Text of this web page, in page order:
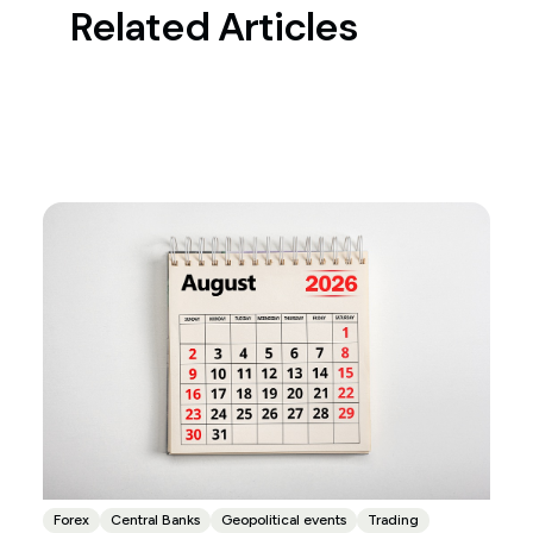
Related Articles
Forex Central Banks Geopolitical events Trading